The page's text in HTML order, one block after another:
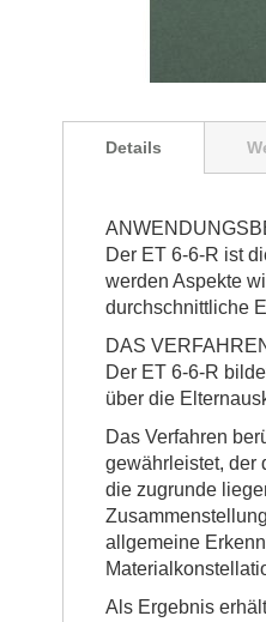
Anfang
Details
Der ET 6-6-R ist
werden Aspekte
durchschnittliche
DAS
Der ET 6-6-R
über die
Das Verfahren
gewährleistet, der
die zugrunde
allgemeine
Als Ergebnis